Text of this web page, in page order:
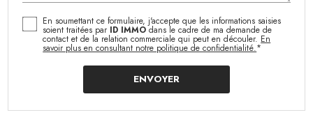
En soumettant ce formulaire, j'accepte que les informations saisies
soient traitées par ID IMMOdans le cadre de ma demande de
contact et de la relation commerciale qui peut en découler. En
savoir plus en consultant notre politique de confidentialité.*